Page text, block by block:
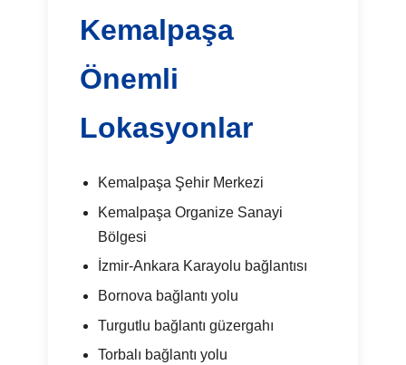
Kemalpaşa
Önemli
Lokasyonlar
Kemalpaşa Şehir Merkezi
Kemalpaşa Organize Sanayi
Bölgesi
İzmir-Ankara Karayolu bağlantısı
Bornova bağlantı yolu
Turgutlu bağlantı güzergahı
Torbalı bağlantı yolu